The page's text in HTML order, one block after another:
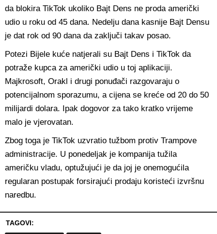
da blokira TikTok ukoliko Bajt Dens ne proda američki
udio u roku od 45 dana. Nedelju dana kasnije Bajt Densu
je dat rok od 90 dana da zaključi takav posao.
Potezi Bijele kuće natjerali su Bajt Dens i TikTok da
potraže kupca za američki udio u toj aplikaciji.
Majkrosoft, Orakl i drugi ponuđači razgovaraju o
potencijalnom sporazumu, a cijena se kreće od 20 do 50
milijardi dolara. Ipak dogovor za tako kratko vrijeme
malo je vjerovatan.
Zbog toga je TikTok uzvratio tužbom protiv Trampove
administracije. U ponedeljak je kompanija tužila
američku vladu, optužujući je da joj je onemogućila
regularan postupak forsirajući prodaju koristeći izvršnu
naredbu.
TAGOVI: